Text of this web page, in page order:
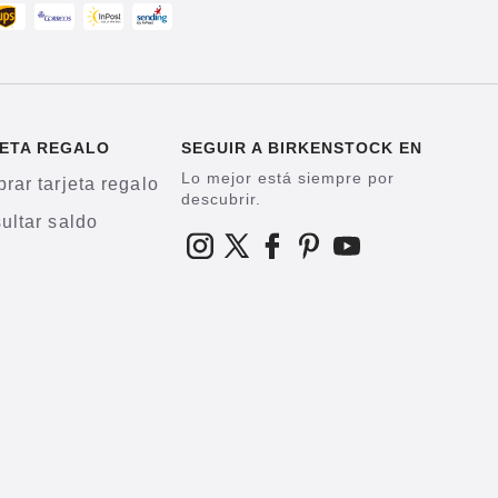
REGALO
tarjeta regalo
saldo
SEGUIR A BIRKENSTOCK EN
Lo mejor está siempre por
descubrir.